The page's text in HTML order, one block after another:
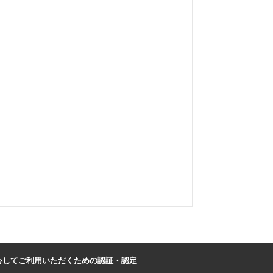
してご利用いただくための認証・認定